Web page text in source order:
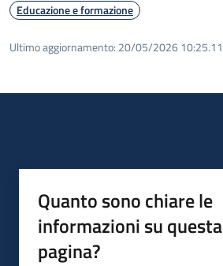
Educazione e formazione
Ultimo aggiornamento: 20/05/2026 10:25.11
Quanto sono chiare le
informazioni su questa
pagina?